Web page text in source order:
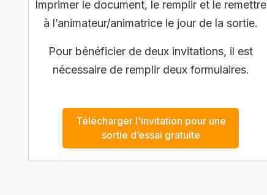
Imprimer le document, le remplir et le remettre
à l’animateur/animatrice le jour de la sortie.
Pour bénéficier de deux invitations, il est
nécessaire de remplir deux formulaires.
Télécharger l'invitation pour une
sortie d’essai gratuite